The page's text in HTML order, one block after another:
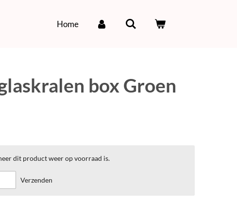
Home
box Groen
dit product weer op voorraad is.
Verzenden